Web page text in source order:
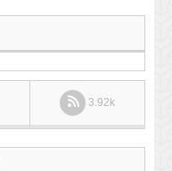
3.92k